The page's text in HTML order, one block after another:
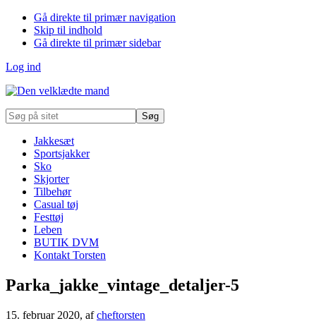
Gå direkte til primær navigation
Skip til indhold
Gå direkte til primær sidebar
Log ind
Søg
på
Jakkesæt
Sportsjakker
Sko
Skjorter
Tilbehør
Casual tøj
Festtøj
Leben
BUTIK DVM
Kontakt Torsten
Parka_jakke_vintage_detaljer-5
15. februar 2020, afcheftorsten